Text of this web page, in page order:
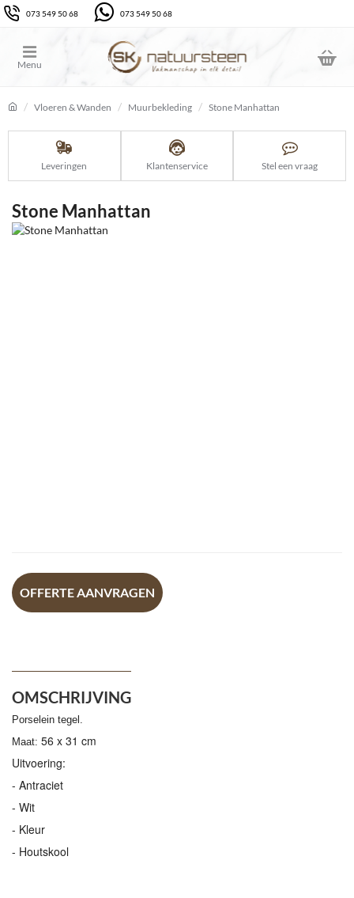
073 549 50 68 073 549 50 68
Vloeren & Wanden Muurbekleding Stone Manhattan
Leveringen Klantenservice Stel een vraag
Stone Manhattan
OFFERTE AANVRAGEN
OMSCHRIJVING
Porselein tegel.
Maat: 56 x 31 cm
Uitvoering:
- Antraciet
- Wit
- Kleur
- Houtskool